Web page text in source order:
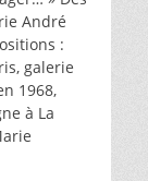
André
:
galerie
1968,
à La